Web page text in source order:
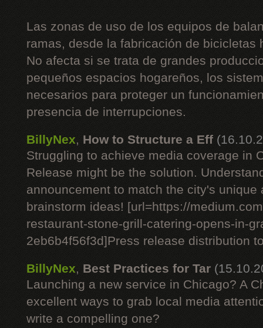
Las zonas de uso de los equipos de
ramas, desde la fabricación de bicicletas
No afecta si se trata de grandes
pequeños espacios hogareños, los
necesarios para proteger un
presencia de interrupciones.
BillyNex, How to Structure a Eff
Struggling to achieve media coverage in
Release might be the solution.
announcement to match the city's
brainstorm ideas! [url=https://
restaurant-stone-grill-catering-opens-in-
2eb6b4f56f3d]Press release distribution
BillyNex, Best Practices for Tar
Launching a new service in Chicago? A
excellent ways to grab local media
write a compelling one?